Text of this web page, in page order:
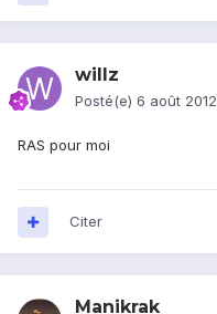
willz
Posté(e) 6 août 2012
RAS pour moi
Citer
Manikrak